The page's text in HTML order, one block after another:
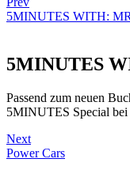
5MINUTES WITH:
5MINUTES
Passend zum neuen
5MINUTES Special bei
Next
Power Cars